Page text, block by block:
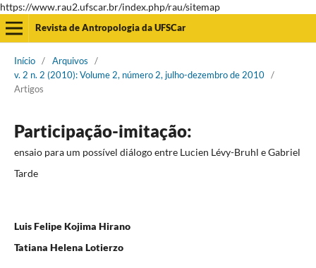
https://www.rau2.ufscar.br/index.php/rau/sitemap
Revista de Antropologia da UFSCar
Início / Arquivos
/
v. 2 n. 2 (2010): Volume 2, número 2, julho-dezembro de 2010 /
Artigos
Participação-imitação:
ensaio para um possível diálogo entre Lucien Lévy-Bruhl e Gabriel
Tarde
Luis Felipe Kojima Hirano
Tatiana Helena Lotierzo